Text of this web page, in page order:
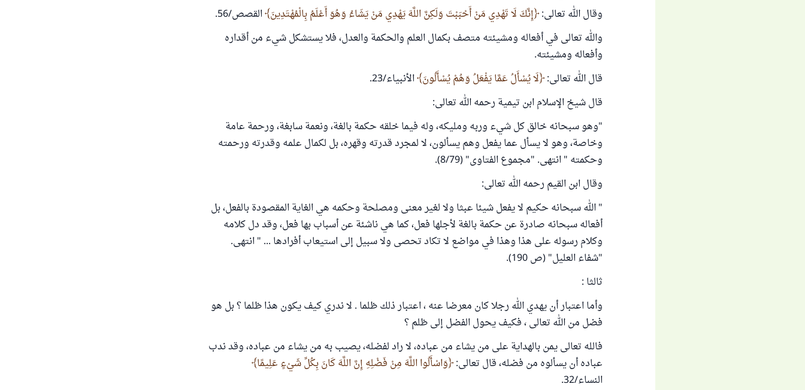
وقال الله تعالى: إِنَّكَ لَا تَهْدِي مَنْ أَحْبَبْتَ وَلَكِنَّ اللَّهَ يَهْدِي مَنْ يَشَاءُ وَهُوَ أَعْلَمُ بِالْمُهْتَدِينَ القصص/56.
والله تعالى في أفعاله ومشيئته متصف بكمال العلم والحكمة والعدل، فلا يستشكل شيء من أقداره
وأفعاله ومشيئته.
قال الله تعالى: لَا يُسْأَلُ عَمَّا يَفْعَلُ وَهُمْ يُسْأَلُونَ الأنبياء/23.
قال شيخ الإسلام ابن تيمية رحمه الله تعالى:
"وهو سبحانه خالق كل شيء وربه ومليكه، وله فيما خلقه حكمة بالغة، ونعمة سابغة، ورحمة عامة
وخاصة، وهو لا يسأل عما يفعل وهم يسألون، لا لمجرد قدرته وقهره، بل لكمال علمه وقدرته ورحمته
وحكمته " انتهى. "مجموع الفتاوى" (8/79).
وقال ابن القيم رحمه الله تعالى:
" الله سبحانه حكيم لا يفعل شيئا عبثا ولا لغير معنى ومصلحة وحكمه هي الغاية المقصودة بالفعل، بل
أفعاله سبحانه صادرة عن حكمة بالغة لأجلها فعل، كما هي ناشئة عن أسباب بها فعل، وقد دل كلامه
وكلام رسوله على هذا وهذا في مواضع لا تكاد تحصى ولا سبيل إلى استيعاب أفرادها ... " انتهى.
"شفاء العليل" (ص 190).
ثالثا :
وأما اعتبار أن يهدي الله رجلا كان معرضا عنه ، اعتبار ذلك ظلما . لا ندري كيف يكون هذا ظلما ؟ بل هو
فضل من الله تعالى ، فكيف يحول الفضل إلى ظلم ؟
فالله تعالى يمن بالهداية على من يشاء من عباده، لا راد لفضله، يصيب به من يشاء من عباده، وقد ندب
عباده أن يسألوه من فضله، قال تعالى: وَاسْأَلُوا اللَّهَ مِنْ فَضْلِهِ إِنَّ اللَّهَ كَانَ بِكُلِّ شَيْءٍ عَلِيمًا
النساء/32.